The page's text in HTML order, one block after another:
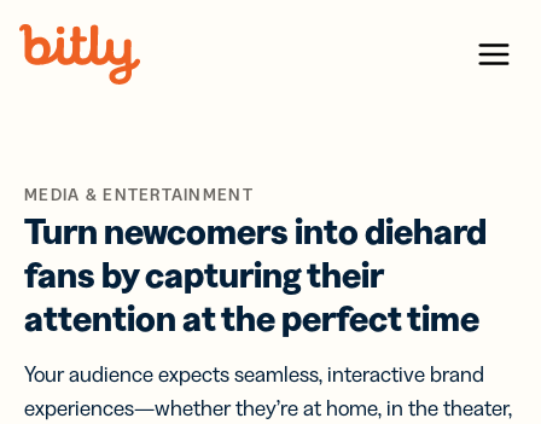
Menu
MEDIA & ENTERTAINMENT
Turn newcomers into diehard
fans by capturing their
attention at the perfect time
Your audience expects seamless, interactive brand
experiences—whether they’re at home, in the theater,